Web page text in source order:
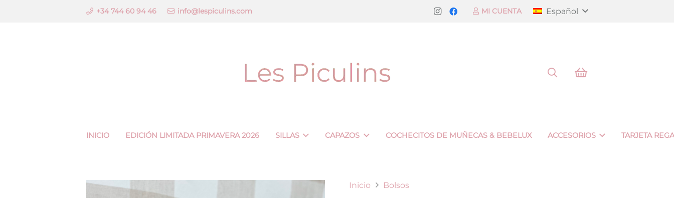
+34 744 60 94 46 info@lespiculins.com MI CUENTA Español
INICIO EDICIÓN LIMITADA PRIMAVERA 2026 SILLAS CAPAZOS COCHECITOS DE MUÑECAS & BEBELUX ACCESORIOS TARJETA
Inicio Bolsos